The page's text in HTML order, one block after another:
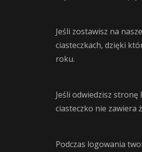
Jeśli zostawisz na
ciasteczkach, dzięki
roku.
Jeśli odwiedzisz
ciasteczko nie zawiera
Podczas logowania